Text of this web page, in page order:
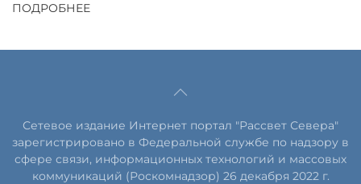
ПОДРОБНЕЕ
Сетевое издание Интернет портал "Рассвет Севера"
зарегистрировано в Федеральной службе по надзору в
сфере связи, информационных технологий и массовых
коммуникаций (Роскомнадзор) 26 декабря 2022 г.